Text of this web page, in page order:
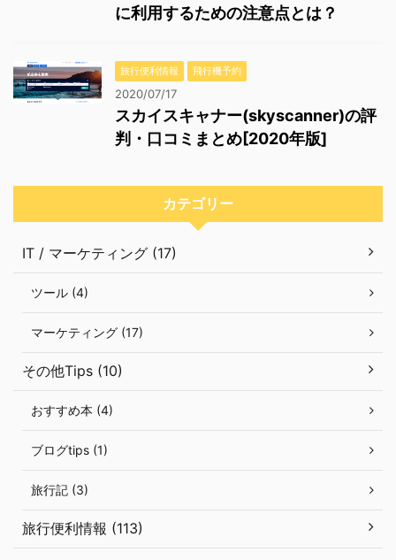
に利用するための注意点とは？
旅行便利情報 飛行機予約
2020/07/17
スカイスキャナー(skyscanner)の評
判・口コミまとめ[2020年版]
カテゴリー
IT / マーケティング (17)
ツール (4)
マーケティング (17)
その他Tips (10)
おすすめ本 (4)
ブログtips (1)
旅行記 (3)
旅行便利情報 (113)